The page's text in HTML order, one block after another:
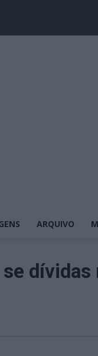
ARQUIVO